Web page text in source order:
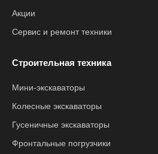
Акции
Сервис и ремонт техники
Строительная техника
Мини-экскаваторы
Колесные экскаваторы
Гусеничные экскаваторы
Фронтальные погрузчики